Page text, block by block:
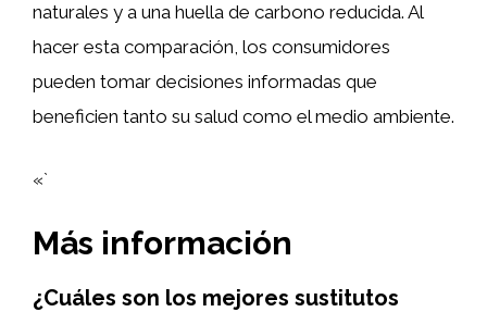
naturales y a una huella de carbono reducida. Al
hacer esta comparación, los consumidores
pueden tomar decisiones informadas que
beneficien tanto su salud como el medio ambiente.
«`
Más información
¿Cuáles son los mejores sustitutos